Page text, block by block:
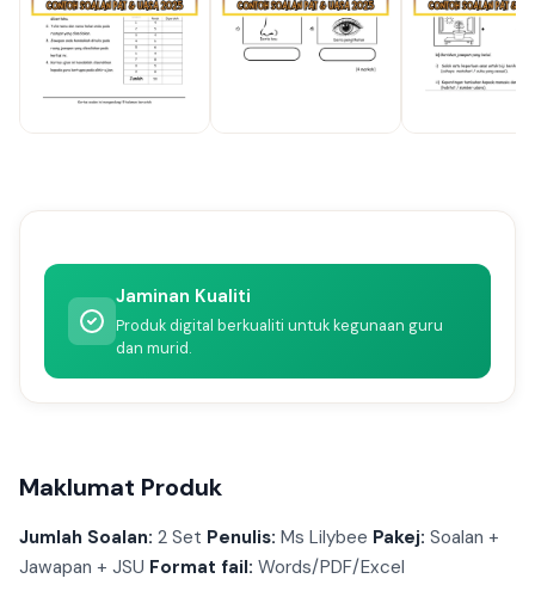
Jaminan Kualiti
Produk digital berkualiti untuk kegunaan guru
dan murid.
Maklumat Produk
Jumlah Soalan: 2 Set Penulis: Ms Lilybee Pakej: Soalan +
Jawapan + JSU Format fail: Words/PDF/Excel